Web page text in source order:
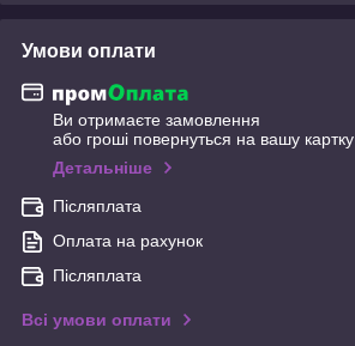
Умови оплати
Ви отримаєте замовлення
або гроші повернуться на вашу картку
Детальніше
Післяплата
Оплата на рахунок
Післяплата
Всі умови оплати